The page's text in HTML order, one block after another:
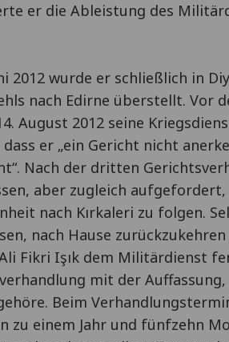
er die Ableistung des
2012 wurde er schließlich in
nach Edirne überstellt. Vor
August 2012 seine
er „ein Gericht nicht
Nach der dritten
aber zugleich
nach Kırkaleri zu folgen.
nach Hause
Fikri Işık dem Militärdienst
mit der
Beim
zu einem Jahr und fünfzehn